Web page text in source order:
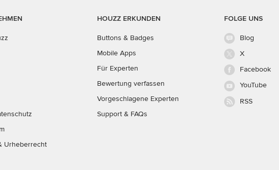
Urheberrecht
HOUZZ ERKUNDEN
Buttons & Badges
Mobile Apps
Für Experten
Bewertung verfassen
Vorgeschlagene Experten
Support & FAQs
FOLGE UNS
Blog
X
Facebook
YouTube
RSS